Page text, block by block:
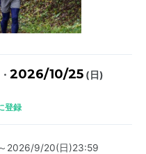
・ 2026/10/25(日)
登録
2026/9/20(日)23:59